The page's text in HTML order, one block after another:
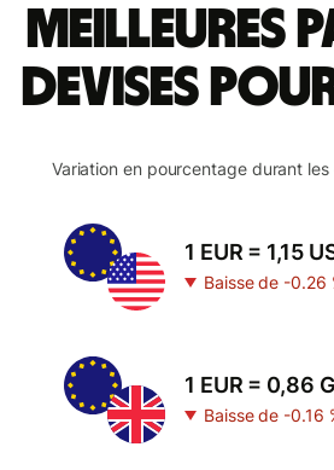
Meilleures
devises
Variation en pourcentage durant
1 EUR = 1,15
Baisse de -0.26
1 EUR = 0,86
Baisse de -0.16